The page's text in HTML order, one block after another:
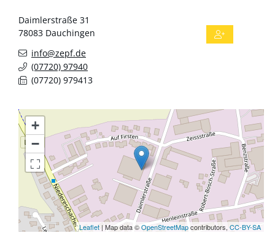
+
−
Leaflet | Map data ©OpenStreetMapcontributors, CC-BY-SA
Daimlerstraße 31
78083 Dauchingen
info@zepf.de
(07720) 97940
(07720) 979413